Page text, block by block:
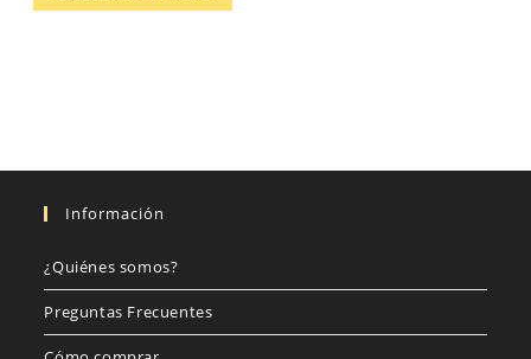
Información
¿Quiénes somos?
Preguntas Frecuentes